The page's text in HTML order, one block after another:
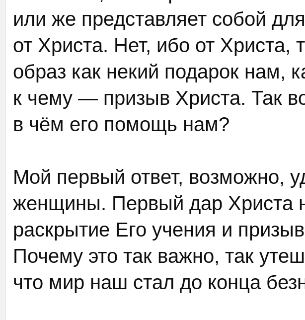
или же представляет собой
от Христа. Нет, ибо от Христа,
образ как некий подарок нам,
к чему — призыв Христа. Так
в чём его помощь нам?
Мой первый ответ, возможно,
женщины. Первый дар Христа
раскрытие Его учения и
Почему это так важно, так
что мир наш стал до конца